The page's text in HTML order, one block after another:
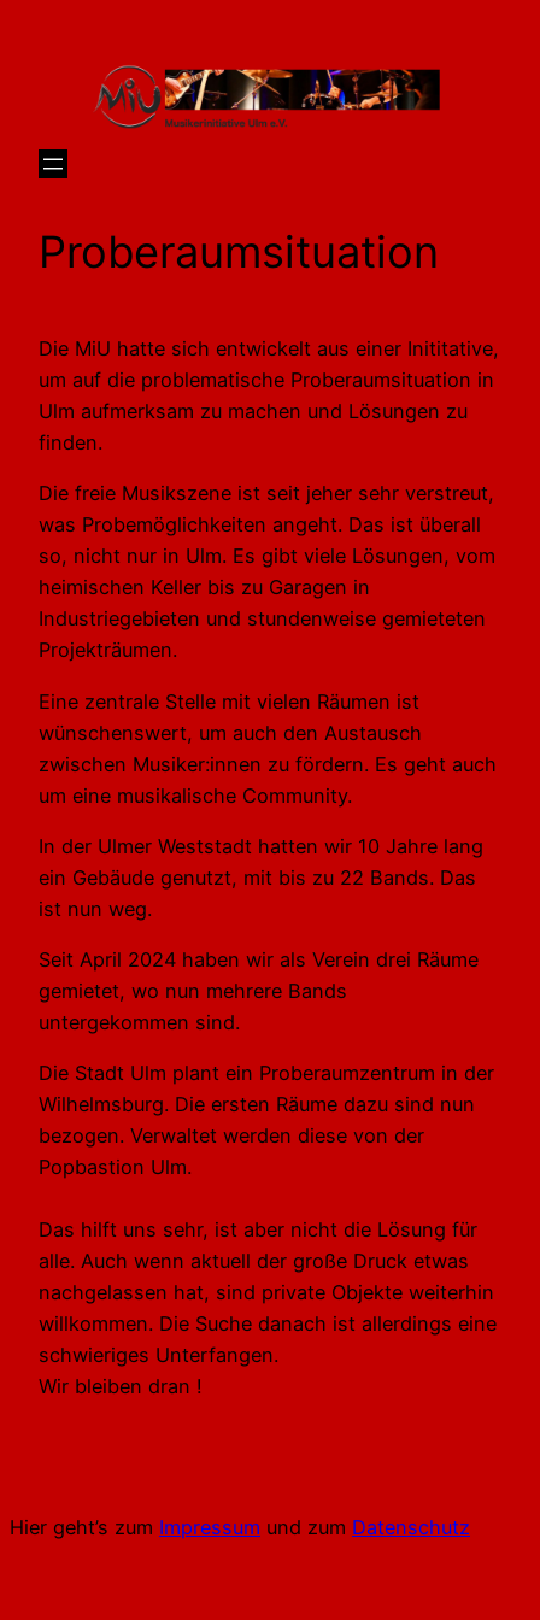
Proberaumsituation
Die MiU hatte sich entwickelt aus einer Inititative,
um auf die problematische Proberaumsituation in
Ulm aufmerksam zu machen und Lösungen zu
finden.
Die freie Musikszene ist seit jeher sehr verstreut,
was Probemöglichkeiten angeht. Das ist überall
so, nicht nur in Ulm. Es gibt viele Lösungen, vom
heimischen Keller bis zu Garagen in
Industriegebieten und stundenweise gemieteten
Projekträumen.
Eine zentrale Stelle mit vielen Räumen ist
wünschenswert, um auch den Austausch
zwischen Musiker:innen zu fördern. Es geht auch
um eine musikalische Community.
In der Ulmer Weststadt hatten wir 10 Jahre lang
ein Gebäude genutzt, mit bis zu 22 Bands. Das
ist nun weg.
Seit April 2024 haben wir als Verein drei Räume
gemietet, wo nun mehrere Bands
untergekommen sind.
Die Stadt Ulm plant ein Proberaumzentrum in der
Wilhelmsburg. Die ersten Räume dazu sind nun
bezogen. Verwaltet werden diese von der
Popbastion Ulm.
Das hilft uns sehr, ist aber nicht die Lösung für
alle. Auch wenn aktuell der große Druck etwas
nachgelassen hat, sind private Objekte weiterhin
willkommen. Die Suche danach ist allerdings eine
schwieriges Unterfangen.
Wir bleiben dran !
Hier geht’s zum Impressum und zum Datenschutz